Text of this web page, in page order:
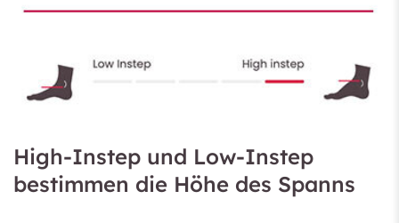
High-Instep und Low-Instep
bestimmen die Höhe des Spanns